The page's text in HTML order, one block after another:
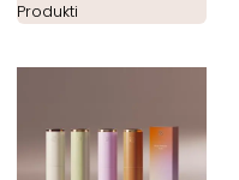
Produkti